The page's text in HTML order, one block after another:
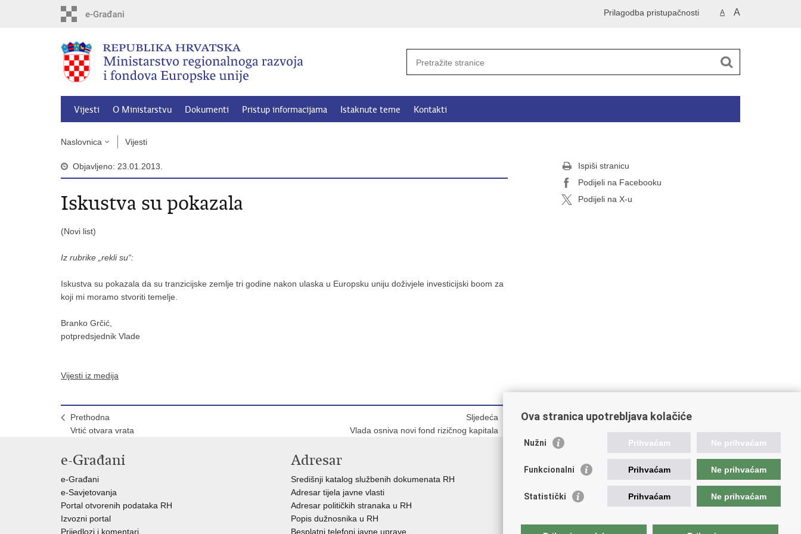
A A
Prilagodba pristupačnosti
Vijesti O Ministarstvu Dokumenti Pristup informacijama Istaknute teme Kontakti
Naslovnica Vijesti
Objavljeno: 23.01.2013.
Iskustva su pokazala
(Novi list)
Iz rubrike „rekli su“:
Iskustva su pokazala da su tranzicijske zemlje tri godine nakon ulaska u Europsku uniju doživjele investicijski boom za
koji mi moramo stvoriti temelje.
Branko Grčić,
potpredsjednik Vlade
Vijesti iz medija
Prethodna
Vrtić otvara vrata
Sljedeća
Vlada osniva novi fond rizičnog kapitala
Ispiši stranicu
Podijeli na Facebooku
Podijeli na X-u
e-Građani
e-Građani
e-Savjetovanja
Portal otvorenih podataka RH
Izvozni portal
Prijedlozi i komentari
Adresar
Središnji katalog službenih dokumenata RH
Adresar tijela javne vlasti
Adresar političkih stranaka u RH
Popis dužnosnika u RH
Besplatni telefoni javne uprave
Važne poveznice
Strukturni i investicijski fondovi
Središnja agencija za financiranje i ugovaranje
Europska komisija
Ova stranica upotrebljava kolačiće
Nužni Prihvaćam Ne prihvaćam
Funkcionalni Prihvaćam Ne prihvaćam
Statistički Prihvaćam Ne prihvaćam